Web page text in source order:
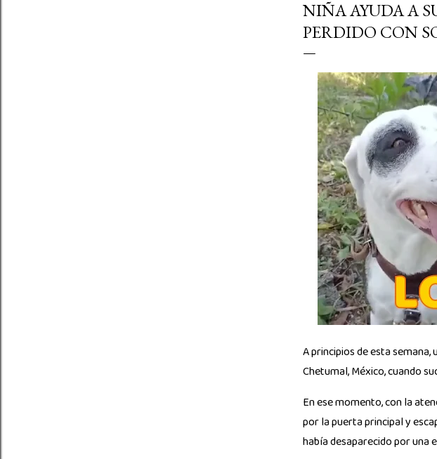
NIÑA AYUDA A
PERDIDO CON
A principios de esta
Chetumal, México, cuando
En ese momento, con la
por la puerta principal y
había desaparecido por una